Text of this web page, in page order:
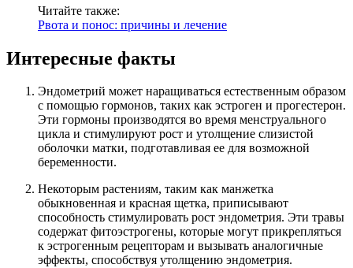
Читайте также:
Рвота и понос: причины и лечение
Интересные факты
Эндометрий может наращиваться естественным образом
с помощью гормонов, таких как эстроген и прогестерон.
Эти гормоны производятся во время менструального
цикла и стимулируют рост и утолщение слизистой
оболочки матки, подготавливая ее для возможной
беременности.
Некоторым растениям, таким как манжетка
обыкновенная и красная щетка, приписывают
способность стимулировать рост эндометрия. Эти травы
содержат фитоэстрогены, которые могут прикрепляться
к эстрогенным рецепторам и вызывать аналогичные
эффекты, способствуя утолщению эндометрия.